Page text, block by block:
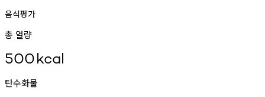
음식평가
총 열량
500kcal
탄수화물